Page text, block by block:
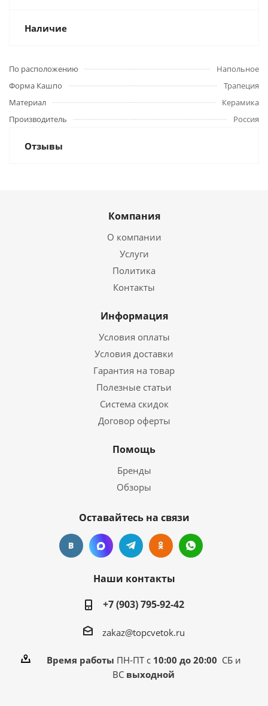
Наличие
По расположению
Напольное
Форма Кашпо
Трапеция
Материал
Керамика
Производитель
Россия
Отзывы
Компания
О компании
Услуги
Политика
Контакты
Информация
Условия оплаты
Условия доставки
Гарантия на товар
Полезные статьи
Система скидок
Договор оферты
Помощь
Бренды
Обзоры
Оставайтесь на связи
Наши контакты
+7 (903) 795-92-42
zakaz@topcvetok.ru
Время работы ПН-ПТ с 10:00 до 20:00 СБ и
ВС выходной